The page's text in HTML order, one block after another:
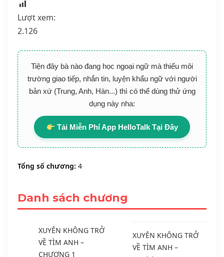
Lượt xem:
2.126
Tiện đây bà nào đang học ngoại ngữ mà thiếu môi
trường giao tiếp, nhắn tin, luyện khẩu ngữ với người
bản xứ (Trung, Anh, Hàn...) thì có thể dùng thử ứng
dụng này nha:
Tải Miễn Phí App HelloTalk Tại Đây
Tổng số chương: 4
Danh sách chương
XUYÊN KHÔNG TRỞ
VỀ TÌM ANH –
CHƯƠNG 1
XUYÊN KHÔNG TRỞ
VỀ TÌM ANH –